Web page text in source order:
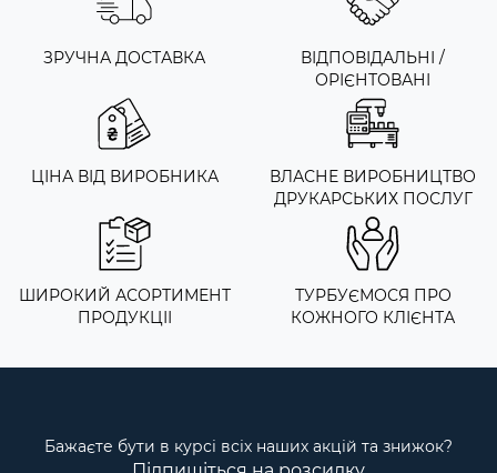
ЗРУЧНА ДОСТАВКА
ВІДПОВІДАЛЬНІ /
ОРІЄНТОВАНІ
ЦІНА ВІД ВИРОБНИКА
ВЛАСНЕ ВИРОБНИЦТВО
ДРУКАРСЬКИХ ПОСЛУГ
ШИРОКИЙ АСОРТИМЕНТ
ПРОДУКЦІІ
ТУРБУЄМОСЯ ПРО
КОЖНОГО КЛІЄНТА
Бажаєте бути в курсі всіх наших акцій та знижок?